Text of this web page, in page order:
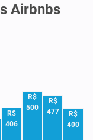
Airbnbs
R$
406
R$
500
R$
477
R$
400